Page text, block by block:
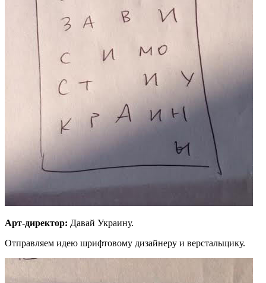
Арт-директор: Давай Украину.
Отправляем идею шрифтовому дизайнеру и верстальщику.